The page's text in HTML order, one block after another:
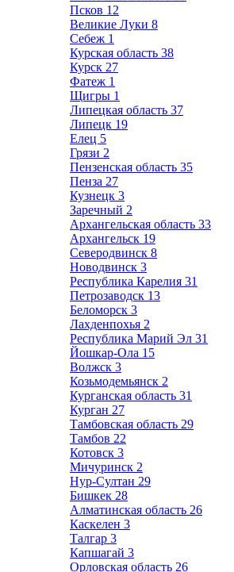
Псков 12
Великие Луки 8
Себеж 1
Курская область 38
Курск 27
Фатеж 1
Щигры 1
Липецкая область 37
Липецк 19
Елец 5
Грязи 2
Пензенская область 35
Пенза 27
Кузнецк 3
Заречный 2
Архангельская область 33
Архангельск 19
Северодвинск 8
Новодвинск 3
Республика Карелия 31
Петрозаводск 13
Беломорск 3
Лахденпохья 2
Республика Марий Эл 31
Йошкар-Ола 15
Волжск 3
Козьмодемьянск 2
Курганская область 31
Курган 27
Тамбовская область 29
Тамбов 22
Котовск 3
Мичуринск 2
Нур-Султан 29
Бишкек 28
Алматинская область 26
Каскелен 3
Талгар 3
Капшагай 3
Орловская область 26